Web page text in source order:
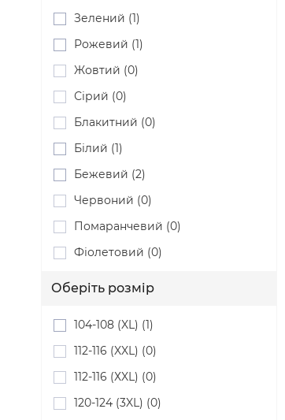
Зелений (1)
Рожевий (1)
Жовтий (0)
Сірий (0)
Блакитний (0)
Білий (1)
Бежевий (2)
Червоний (0)
Помаранчевий (0)
Фіолетовий (0)
Оберіть розмір
104-108 (XL) (1)
112-116 (XXL) (0)
112-116 (ХXL) (0)
120-124 (3XL) (0)